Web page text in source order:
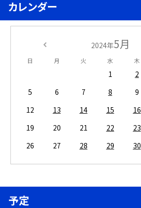
カレンダー
2024年5月
日 月 火 水 木
1 2
5
6 7 8 9
12
13 14 15 16
19
20 21 22 23
26
27 28 29 30
予定